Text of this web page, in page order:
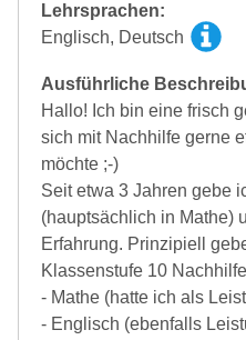
Lehrsprachen:
Englisch, Deutsch
Ausführliche
Hallo! Ich bin eine frisch
sich mit Nachhilfe gerne
möchte ;-)
Seit etwa 3 Jahren gebe
(hauptsächlich in Mathe)
Erfahrung. Prinzipiell
Klassenstufe 10
- Mathe (hatte ich als
- Englisch (ebenfalls